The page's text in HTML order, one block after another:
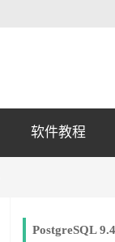
软件教程
PostgreSQL